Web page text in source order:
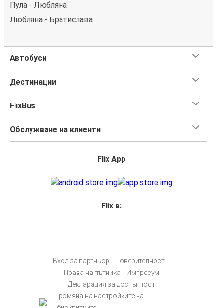
Пула - Любляна
Любляна - Братислава
Автобуси
Дестинации
FlixBus
Обслужване на клиенти
Flix App
Flix в:
Вход за партньор
Поверителност
Права на пътника
Импресум
Декларация за достъпност
Промяна на настройките на